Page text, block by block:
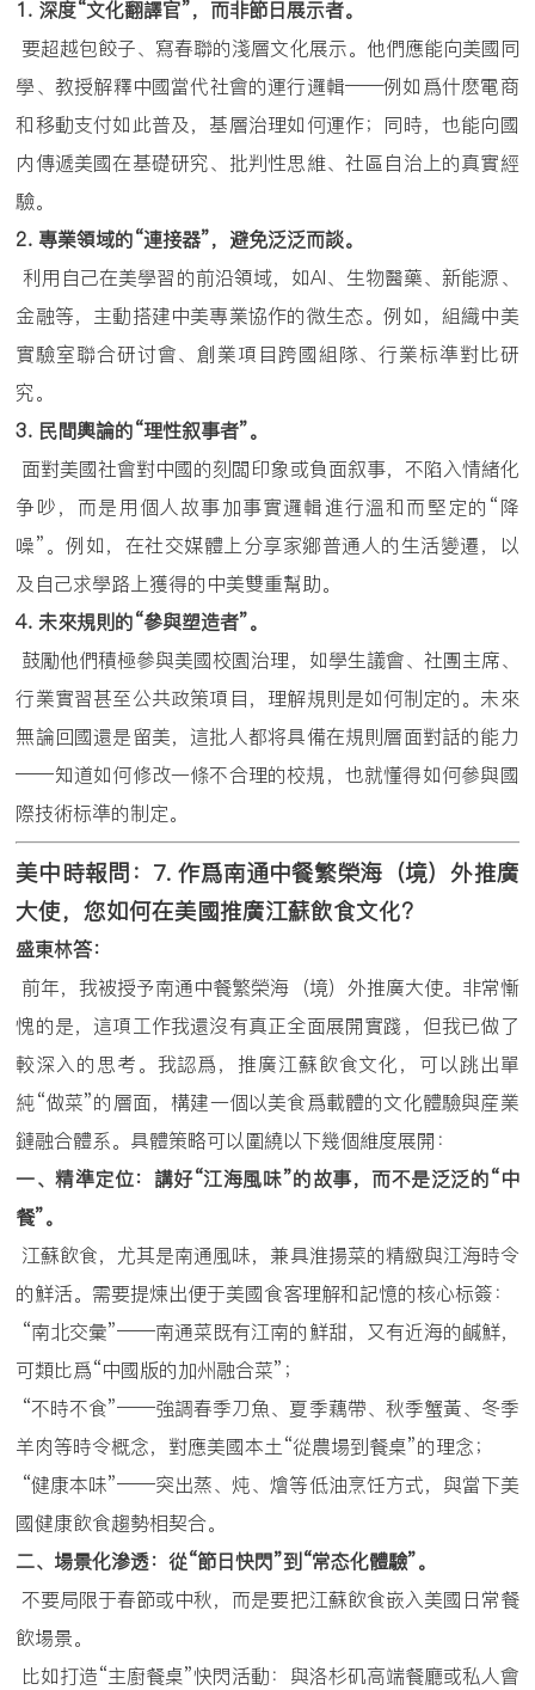
1. 深度“文化翻譯官”，而非節日展示者。
要超越包餃子、寫春聯的淺層文化展示。他們應能向美國同
學、教授解釋中國當代社會的運行邏輯——例如爲什麽電商
和移動支付如此普及，基層治理如何運作；同時，也能向國
内傳遞美國在基礎研究、批判性思維、社區自治上的真實經
驗。
2. 專業領域的“連接器”，避免泛泛而談。
利用自己在美學習的前沿領域，如AI、生物醫藥、新能源、
金融等，主動搭建中美專業協作的微生态。例如，組織中美
實驗室聯合研讨會、創業項目跨國組隊、行業标準對比研
究。
3. 民間輿論的“理性叙事者”。
面對美國社會對中國的刻闆印象或負面叙事，不陷入情緒化
争吵，而是用個人故事加事實邏輯進行溫和而堅定的“降
噪”。例如，在社交媒體上分享家鄉普通人的生活變遷，以
及自己求學路上獲得的中美雙重幫助。
4.未來規則的“參與塑造者”。
鼓勵他們積極參與美國校園治理，如學生議會、社團主席、
行業實習甚至公共政策項目，理解規則是如何制定的。未來
無論回國還是留美，這批人都将具備在規則層面對話的能力
——知道如何修改一條不合理的校規，也就懂得如何參與國
際技術标準的制定。
美中時報問： 7. 作爲南通中餐繁榮海（境）外推廣
大使，您如何在美國推廣江蘇飲食文化？
盛東林答：
前年，我被授予南通中餐繁榮海（境）外推廣大使。非常慚
愧的是，這項工作我還沒有真正全面展開實踐，但我已做了
較深入的思考。我認爲，推廣江蘇飲食文化，可以跳出單
純“做菜”的層面，構建一個以美食爲載體的文化體驗與産業
鏈融合體系。具體策略可以圍繞以下幾個維度展開：
一、精準定位：講好“江海風味”的故事，而不是泛泛的“中
餐”。
江蘇飲食，尤其是南通風味，兼具淮揚菜的精緻與江海時令
的鮮活。需要提煉出便于美國食客理解和記憶的核心标簽：
“南北交彙”——南通菜既有江南的鮮甜，又有近海的鹹鮮，
可類比爲“中國版的加州融合菜”；
“不時不食”——強調春季刀魚、夏季藕帶、秋季蟹黃、冬季
羊肉等時令概念，對應美國本土“從農場到餐桌”的理念；
“健康本味”——突出蒸、炖、燴等低油烹饪方式，與當下美
國健康飲食趨勢相契合。
二、場景化滲透：從“節日快閃”到“常态化體驗”。
不要局限于春節或中秋，而是要把江蘇飲食嵌入美國日常餐
飲場景。
比如打造“主廚餐桌”快閃活動：與洛杉矶高端餐廳或私人會